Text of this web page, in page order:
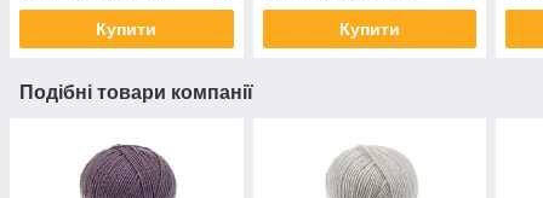
Купити Купити
Подібні товари компанії